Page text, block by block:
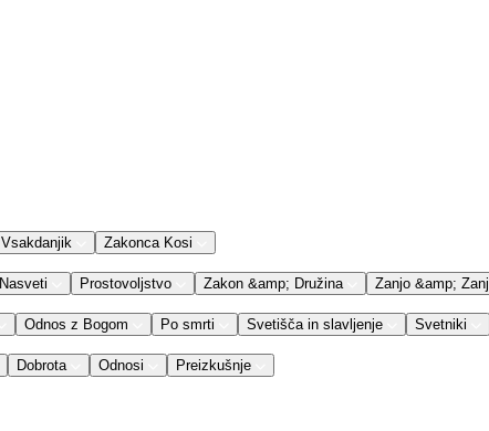
Vsakdanjik Zakonca Kosi
Nasveti Prostovoljstvo Zakon &amp; Družina Zanjo &amp; Zanj
Odnos z Bogom Po smrti Svetišča in slavljenje Svetniki
Dobrota Odnosi Preizkušnje